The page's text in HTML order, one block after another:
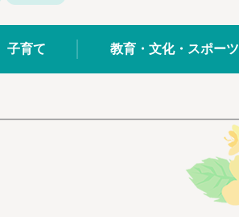
子育て 教育・文化・スポーツ